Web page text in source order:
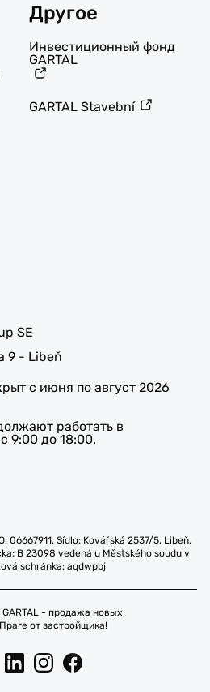
Другое
Инвестиционный фонд
GARTAL
GARTAL Stavební
SE
9 - Libeň
с июня по август 2026
работать в
9:00 до 18:00.
06667911. Sídlo: Kovářská 2537/5, Libeň,
B 23098 vedená u Městského soudu v
schránka: aqdwpbj
- продажа новых
от застройщика!